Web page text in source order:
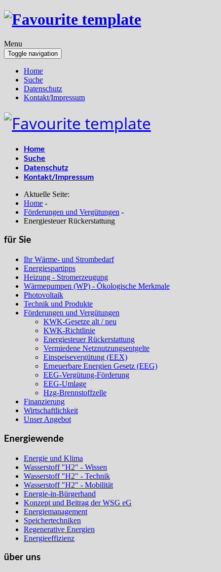
Menu
Toggle navigation
Home
Suche
Datenschutz
Kontakt/Impressum
Home
Suche
Datenschutz
Kontakt/Impressum
Aktuelle Seite:
Home -
Förderungen und Vergütungen -
Energiesteuer Rückerstattung
für Sie
Ihr Wärme- und Strombedarf
Energiespartipps
Heizung - Stromerzeugung
Wärmepumpen (WP) - Ökologische Merkmale
Photovoltaik
Technik und Produkte
Förderungen und Vergütungen
KWK-Gesetze alt / neu
KWK-Richtlinie
Energiesteuer Rückerstattung
Vermiedene Netznutzungsentgelte
Einspeisevergütung (EEX)
Erneuerbare Energien Gesetz (EEG)
EEG-Vergütung-Förderung
EEG-Umlage
Hzg-Brennstoffzelle
Finanzierung
Wirtschaftlichkeit
Unser Angebot
Energiewende
Energie und Klima
Wasserstoff "H2" - Wissen
Wasserstoff "H2" - Technik
Wasserstoff "H2" - Mobilität
Energie-in-Bürgerhand
Konzept und Beitrag der WSG eG
Energiemanagement
Speichertechniken
Regenerative Energien
Energieeffizienz
über uns